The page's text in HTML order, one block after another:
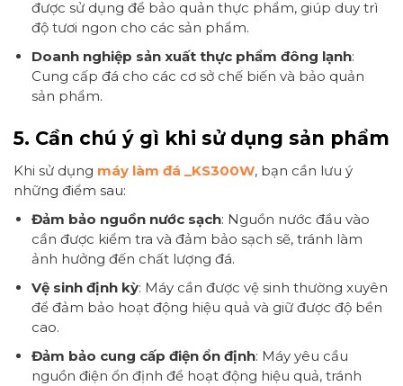
được sử dụng để bảo quản thực phẩm, giúp duy trì
độ tươi ngon cho các sản phẩm.
Doanh nghiệp sản xuất thực phẩm đông lạnh:
Cung cấp đá cho các cơ sở chế biến và bảo quản
sản phẩm.
5. Cần chú ý gì khi sử dụng sản phẩm
Khi sử dụng máy làm đá _KS300W, bạn cần lưu ý
những điểm sau:
Đảm bảo nguồn nước sạch: Nguồn nước đầu vào
cần được kiểm tra và đảm bảo sạch sẽ, tránh làm
ảnh hưởng đến chất lượng đá.
Vệ sinh định kỳ: Máy cần được vệ sinh thường xuyên
để đảm bảo hoạt động hiệu quả và giữ được độ bền
cao.
Đảm bảo cung cấp điện ổn định: Máy yêu cầu
nguồn điện ổn định để hoạt động hiệu quả, tránh